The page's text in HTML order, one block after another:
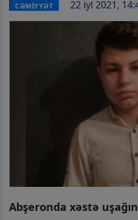
CƏMİYYƏT 22 iyl 2021,
Abşeronda xəstə